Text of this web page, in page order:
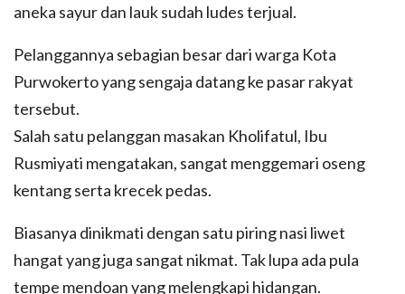
aneka sayur dan lauk sudah ludes terjual.
Pelanggannya sebagian besar dari warga Kota
Purwokerto yang sengaja datang ke pasar rakyat
tersebut.
Salah satu pelanggan masakan Kholifatul, Ibu
Rusmiyati mengatakan, sangat menggemari oseng
kentang serta krecek pedas.
Biasanya dinikmati dengan satu piring nasi liwet
hangat yang juga sangat nikmat. Tak lupa ada pula
tempe mendoan yang melengkapi hidangan.